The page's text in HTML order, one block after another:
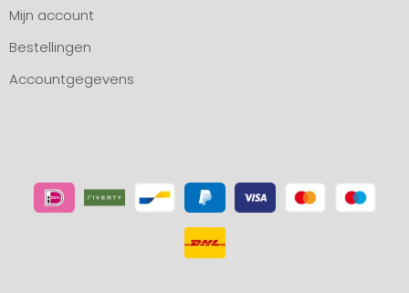
Mijn account
Bestellingen
Accountgegevens